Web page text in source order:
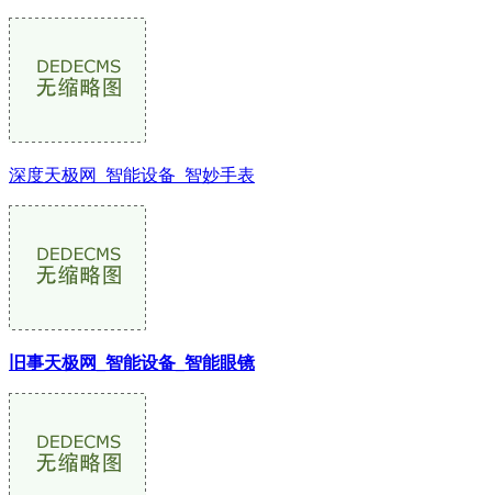
深度天极网_智能设备_智妙手表
旧事天极网_智能设备_智能眼镜